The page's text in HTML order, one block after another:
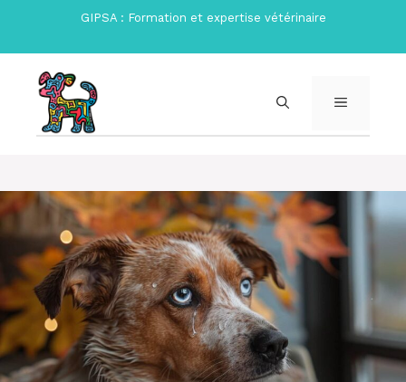
contenu
GIPSA : Formation et expertise vétérinaire
MENU